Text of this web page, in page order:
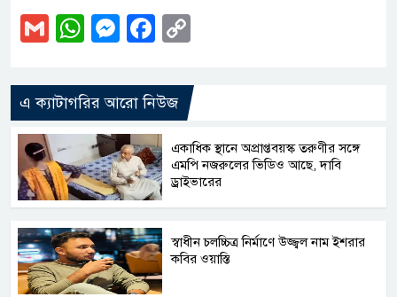
GmailWhatsApp
Messenger
Facebook
এ ক্যাটাগরির আরো নিউজ
একাধিক স্থানে অপ্রাপ্তবয়স্ক তরুণীর সঙ্গে
এমপি নজরুলের ভিডিও আছে, দাবি
ড্রাইভারের
স্বাধীন চলচ্চিত্র নির্মাণে উজ্জ্বল নাম ইশরার
কবির ওয়াস্তি